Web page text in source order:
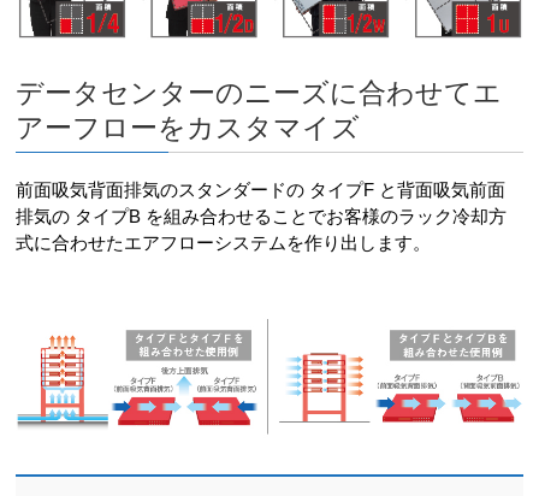
データセンターのニーズに合わせてエ
アーフローをカスタマイズ
前面吸気背面排気のスタンダードの タイプF と背面吸気前面
排気の タイプB を組み合わせることでお客様のラック冷却方
式に合わせたエアフローシステムを作り出します。